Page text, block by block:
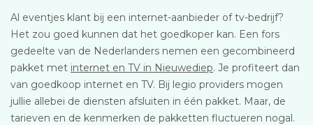
Al eventjes klant bij een internet-aanbieder of tv-bedrijf?
Het zou goed kunnen dat het goedkoper kan. Een fors
gedeelte van de Nederlanders nemen een gecombineerd
pakket met internet en TV in Nieuwediep. Je profiteert dan
van goedkoop internet en TV. Bij legio providers mogen
jullie allebei de diensten afsluiten in één pakket. Maar, de
tarieven en de kenmerken de pakketten fluctueren nogal.